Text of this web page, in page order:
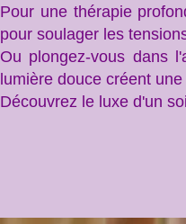
Pour une thérapie
pour soulager les
Ou plongez-vous dans
lumière douce créent
Découvrez le luxe d'un